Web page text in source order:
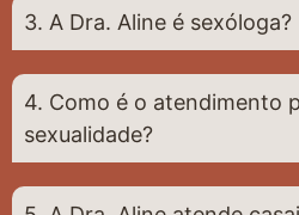
3. A Dra. Aline é sexóloga?
4. Como é o atendimento
sexualidade?